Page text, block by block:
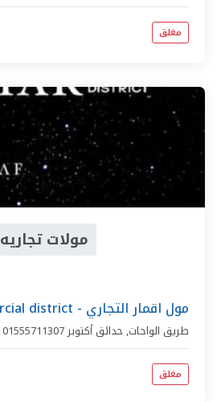
مغلق
مولات تجاريه
Aqmar commercial district - مول اقمار التجاري
طريق الواحات, حدائق أكتوبر
مغلق